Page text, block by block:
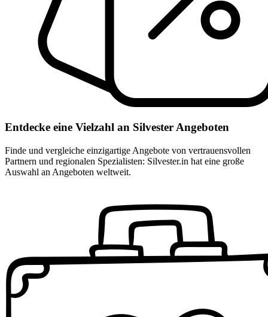
Entdecke eine Vielzahl an Silvester Angeboten
Finde und vergleiche einzigartige Angebote von vertrauensvollen
Partnern und regionalen Spezialisten: Silvester.in hat eine große
Auswahl an Angeboten weltweit.